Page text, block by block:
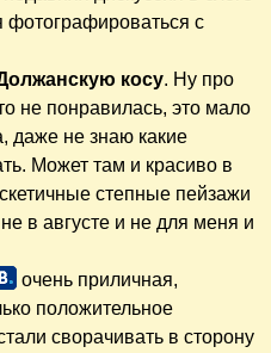
фотографироваться с
косу. Ну про
не понравилась, это мало
даже не знаю какие
Может там и красиво в
степные пейзажи
в августе и не для меня и
очень приличная,
положительное
сворачивать в сторону